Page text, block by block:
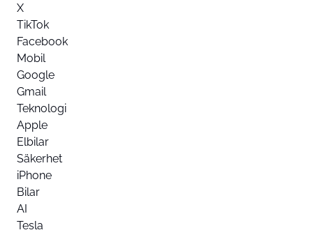
X
TikTok
Facebook
Mobil
Google
Gmail
Teknologi
Apple
Elbilar
Säkerhet
iPhone
Bilar
AI
Tesla